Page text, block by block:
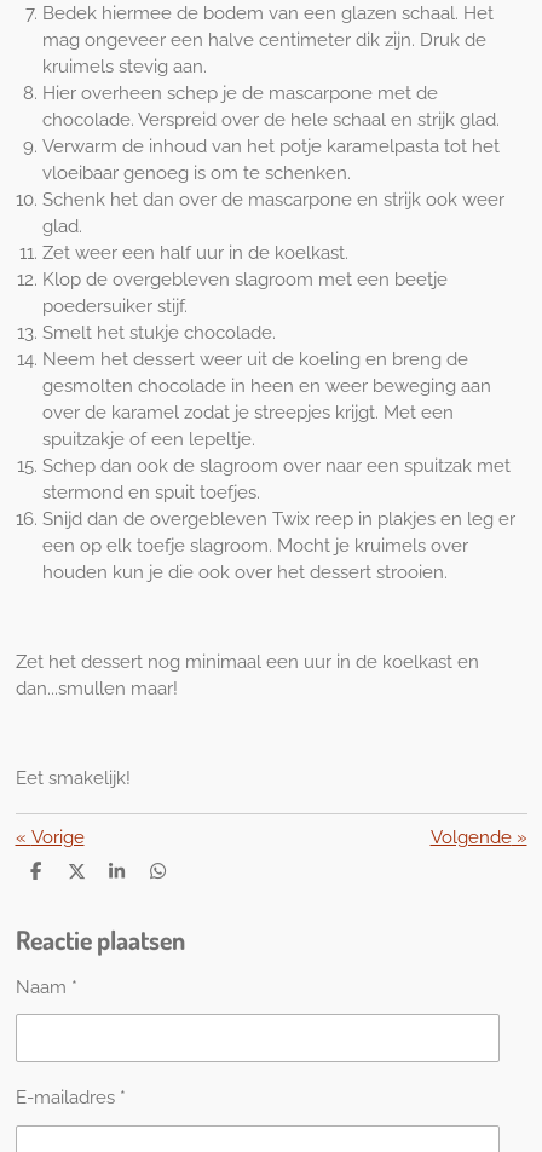
Bedek hiermee de bodem van een glazen schaal. Het
mag ongeveer een halve centimeter dik zijn. Druk de
kruimels stevig aan.
Hier overheen schep je de mascarpone met de
chocolade. Verspreid over de hele schaal en strijk glad.
Verwarm de inhoud van het potje karamelpasta tot het
vloeibaar genoeg is om te schenken.
Schenk het dan over de mascarpone en strijk ook weer
glad.
Zet weer een half uur in de koelkast.
Klop de overgebleven slagroom met een beetje
poedersuiker stijf.
Smelt het stukje chocolade.
Neem het dessert weer uit de koeling en breng de
gesmolten chocolade in heen en weer beweging aan
over de karamel zodat je streepjes krijgt. Met een
spuitzakje of een lepeltje.
Schep dan ook de slagroom over naar een spuitzak met
stermond en spuit toefjes.
Snijd dan de overgebleven Twix reep in plakjes en leg er
een op elk toefje slagroom. Mocht je kruimels over
houden kun je die ook over het dessert strooien.
Zet het dessert nog minimaal een uur in de koelkast en
dan...smullen maar!
Eet smakelijk!
« Vorige Volgende»
D
e
n
D
l
S
r
e
D
e
n
Reactie plaatsen
Naam *
E-mailadres *